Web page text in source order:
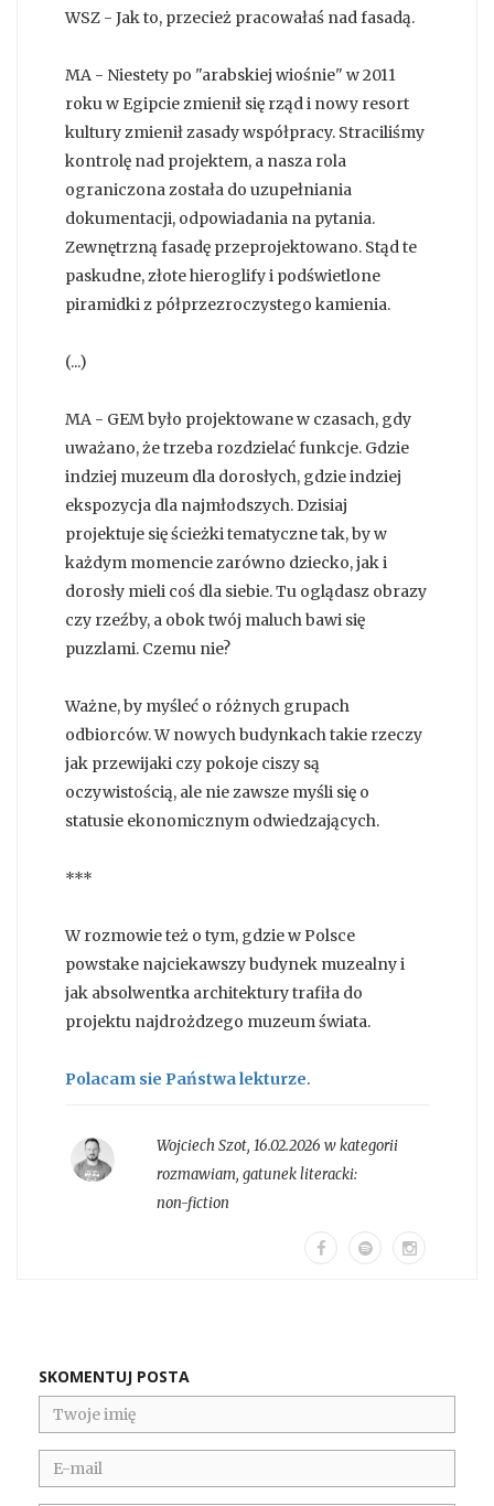
WSZ - Jak to, przecież pracowałaś nad fasadą.
MA - Niestety po "arabskiej wiośnie" w 2011
roku w Egipcie zmienił się rząd i nowy resort
kultury zmienił zasady współpracy. Straciliśmy
kontrolę nad projektem, a nasza rola
ograniczona została do uzupełniania
dokumentacji, odpowiadania na pytania.
Zewnętrzną fasadę przeprojektowano. Stąd te
paskudne, złote hieroglify i podświetlone
piramidki z półprzezroczystego kamienia.
(...)
MA - GEM było projektowane w czasach, gdy
uważano, że trzeba rozdzielać funkcje. Gdzie
indziej muzeum dla dorosłych, gdzie indziej
ekspozycja dla najmłodszych. Dzisiaj
projektuje się ścieżki tematyczne tak, by w
każdym momencie zarówno dziecko, jak i
dorosły mieli coś dla siebie. Tu oglądasz obrazy
czy rzeźby, a obok twój maluch bawi się
puzzlami. Czemu nie?
Ważne, by myśleć o różnych grupach
odbiorców. W nowych budynkach takie rzeczy
jak przewijaki czy pokoje ciszy są
oczywistością, ale nie zawsze myśli się o
statusie ekonomicznym odwiedzających.
***
W rozmowie też o tym, gdzie w Polsce
powstake najciekawszy budynek muzealny i
jak absolwentka architektury trafiła do
projektu najdrożdzego muzeum świata.
Polacam sie Państwa lekturze.
Wojciech Szot, 16.02.2026 w kategorii
rozmawiam, gatunek literacki:
non-fiction
SKOMENTUJ POSTA